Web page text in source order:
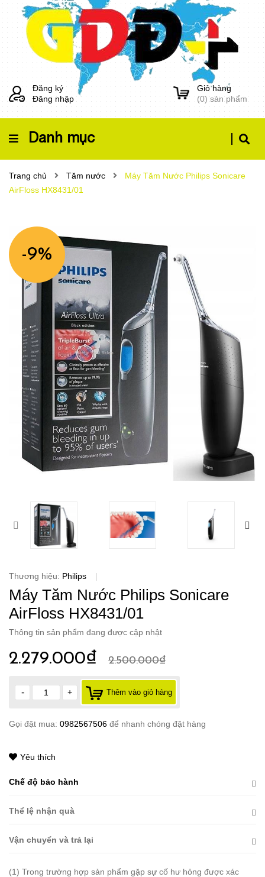
Đăng ký
Đăng nhập
Giỏ hàng
(0) sản phẩm
Danh mục
Trang chủ Tăm nước
Máy Tăm Nước Philips Sonicare
AirFloss HX8431/01
-9%
Thương hiệu: Philips |
Máy Tăm Nước Philips Sonicare
AirFloss HX8431/01
Thông tin sản phẩm đang được cập nhật
2.279.000₫ 2.500.000₫
- + Thêm vào giỏ hàng
Gọi đặt mua: 0982567506 để nhanh chóng đặt hàng
Yêu thích
Chế độ bảo hành
Thể lệ nhận quà
Vận chuyển và trả lại
(1) Trong trường hợp sản phẩm gặp sự cố hư hỏng được xác